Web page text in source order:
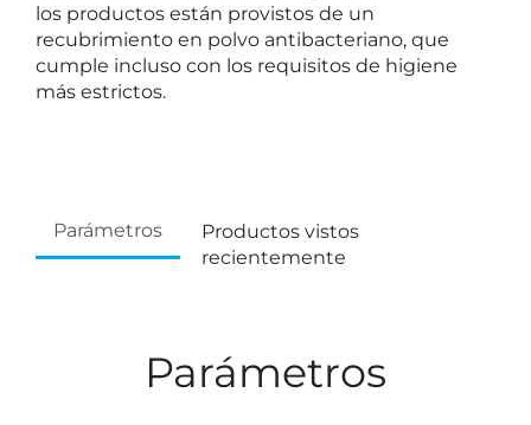
los productos están provistos de un
recubrimiento en polvo antibacteriano, que
cumple incluso con los requisitos de higiene
más estrictos.
Parámetros
Productos vistos
recientemente
Parámetros